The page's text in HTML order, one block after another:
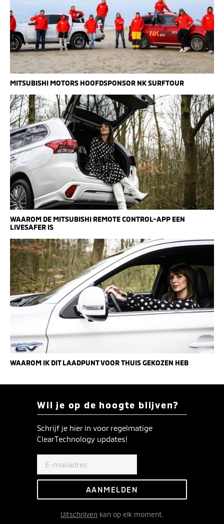
MITSUBISHI MOTORS HOOFDSPONSOR NK SURFTOUR
WAAROM DE MITSUBISHI REMOTE CONTROL-APP EEN
LIVESAFER IS
WAAROM IK DIT LAADPUNT VOOR THUIS GEKOZEN HEB
Wil je op de hoogte blijven?
Schrijf je hier in voor regelmatige
ClearTechnology updates!
Uitschrijven kan op elk moment.